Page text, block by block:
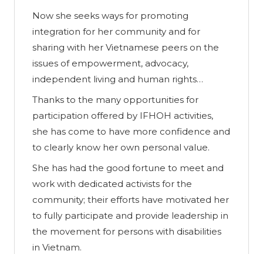
Now she seeks ways for promoting
integration for her community and for
sharing with her Vietnamese peers on the
issues of empowerment, advocacy,
independent living and human rights…
Thanks to the many opportunities for
participation offered by IFHOH activities,
she has come to have more confidence and
to clearly know her own personal value.
She has had the good fortune to meet and
work with dedicated activists for the
community; their efforts have motivated her
to fully participate and provide leadership in
the movement for persons with disabilities
in Vietnam.